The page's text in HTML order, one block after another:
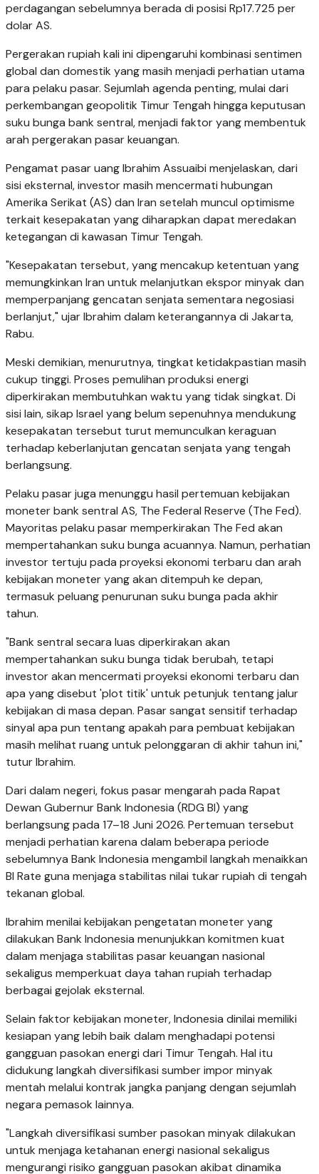
perdagangan sebelumnya berada di posisi Rp17.725 per
dolar AS.
Pergerakan rupiah kali ini dipengaruhi kombinasi sentimen
global dan domestik yang masih menjadi perhatian utama
para pelaku pasar. Sejumlah agenda penting, mulai dari
perkembangan geopolitik Timur Tengah hingga keputusan
suku bunga bank sentral, menjadi faktor yang membentuk
arah pergerakan pasar keuangan.
Pengamat pasar uang Ibrahim Assuaibi menjelaskan, dari
sisi eksternal, investor masih mencermati hubungan
Amerika Serikat (AS) dan Iran setelah muncul optimisme
terkait kesepakatan yang diharapkan dapat meredakan
ketegangan di kawasan Timur Tengah.
"Kesepakatan tersebut, yang mencakup ketentuan yang
memungkinkan Iran untuk melanjutkan ekspor minyak dan
memperpanjang gencatan senjata sementara negosiasi
berlanjut," ujar Ibrahim dalam keterangannya di Jakarta,
Rabu.
Meski demikian, menurutnya, tingkat ketidakpastian masih
cukup tinggi. Proses pemulihan produksi energi
diperkirakan membutuhkan waktu yang tidak singkat. Di
sisi lain, sikap Israel yang belum sepenuhnya mendukung
kesepakatan tersebut turut memunculkan keraguan
terhadap keberlanjutan gencatan senjata yang tengah
berlangsung.
Pelaku pasar juga menunggu hasil pertemuan kebijakan
moneter bank sentral AS, The Federal Reserve (The Fed).
Mayoritas pelaku pasar memperkirakan The Fed akan
mempertahankan suku bunga acuannya. Namun, perhatian
investor tertuju pada proyeksi ekonomi terbaru dan arah
kebijakan moneter yang akan ditempuh ke depan,
termasuk peluang penurunan suku bunga pada akhir
tahun.
"Bank sentral secara luas diperkirakan akan
mempertahankan suku bunga tidak berubah, tetapi
investor akan mencermati proyeksi ekonomi terbaru dan
apa yang disebut 'plot titik' untuk petunjuk tentang jalur
kebijakan di masa depan. Pasar sangat sensitif terhadap
sinyal apa pun tentang apakah para pembuat kebijakan
masih melihat ruang untuk pelonggaran di akhir tahun ini,"
tutur Ibrahim.
Dari dalam negeri, fokus pasar mengarah pada Rapat
Dewan Gubernur Bank Indonesia (RDG BI) yang
berlangsung pada 17–18 Juni 2026. Pertemuan tersebut
menjadi perhatian karena dalam beberapa periode
sebelumnya Bank Indonesia mengambil langkah menaikkan
BI Rate guna menjaga stabilitas nilai tukar rupiah di tengah
tekanan global.
Ibrahim menilai kebijakan pengetatan moneter yang
dilakukan Bank Indonesia menunjukkan komitmen kuat
dalam menjaga stabilitas pasar keuangan nasional
sekaligus memperkuat daya tahan rupiah terhadap
berbagai gejolak eksternal.
Selain faktor kebijakan moneter, Indonesia dinilai memiliki
kesiapan yang lebih baik dalam menghadapi potensi
gangguan pasokan energi dari Timur Tengah. Hal itu
didukung langkah diversifikasi sumber impor minyak
mentah melalui kontrak jangka panjang dengan sejumlah
negara pemasok lainnya.
"Langkah diversifikasi sumber pasokan minyak dilakukan
untuk menjaga ketahanan energi nasional sekaligus
mengurangi risiko gangguan pasokan akibat dinamika